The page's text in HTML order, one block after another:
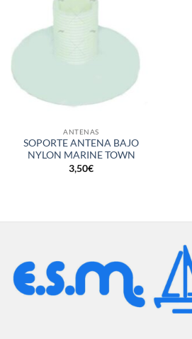
ANTENAS
SOPORTE ANTENA BAJO
NYLON MARINE TOWN
3,50€